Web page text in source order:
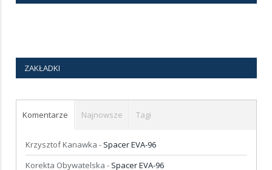
ZAKŁADKI
Komentarze Najnowsze Tagi
Krzysztof Kanawka - Spacer EVA-96
Korekta Obywatelska - Spacer EVA-96